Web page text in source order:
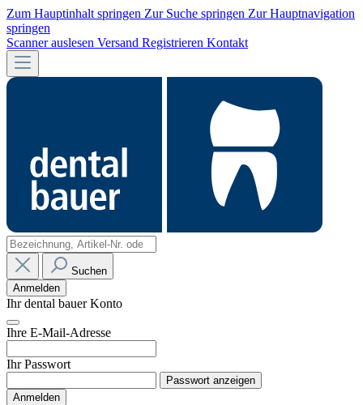
Zum Hauptinhalt springen Zur Suche springen Zur Hauptnavigation
springen
Scanner auslesen Versand Registrieren Kontakt
Suchen
Anmelden
Ihr dental bauer Konto
Ihre E-Mail-Adresse
Ihr Passwort
Passwort anzeigen
Anmelden